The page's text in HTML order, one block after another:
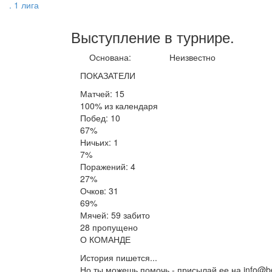
. 1 лига
Выступление в турнире.
Основана:
Неизвестно
ПОКАЗАТЕЛИ
Матчей: 15
100% из календаря
Побед: 10
67%
Ничьих: 1
7%
Поражений: 4
27%
Очков: 31
69%
Мячей: 59 забито
28 пропущено
О КОМАНДЕ
История пишется...